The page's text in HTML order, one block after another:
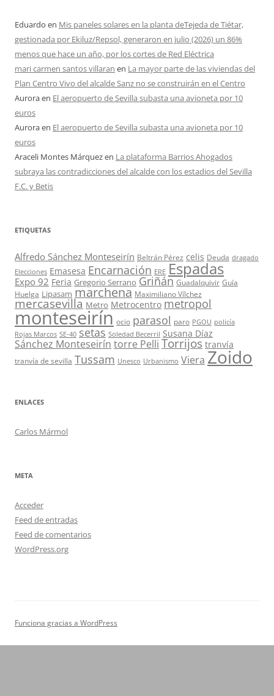
Eduardo en Mis paneles solares en la planta deTejeda de Tiétar,
gestionada por Ekiluz/Repsol, generaron en julio (2026) un 86%
menos que hace un año, por los cortes de Red Eléctrica
mari carmen santos villaran en La mayor parte de las viviendas del
Plan Centro Vivo del alcalde Sanz no se construirán en el Centro
Auroraen El aeropuerto de Sevilla subasta una avioneta por 10
euros
Auroraen El aeropuerto de Sevilla subasta una avioneta por 10
euros
Araceli Montes Márquezen La plataforma Barrios Ahogados
subraya las contradicciones del alcalde con los estadios del Sevilla
F.C. y Betis
ETIQUETAS
Alfredo Sánchez Monteseirín Beltrán Pérez celis Deuda dragado
Elecciones Emasesa Encarnación ERE Espadas
Expo 92 Feria Gregorio Serrano Griñán Guadalquivir Guía
Huelga Lipasam marchena Maximiliano Vílchez
mercasevilla Metro Metrocentro metropol
monteseirín ocio parasol paro PGOU policía
Rojas Marcos SE-40 setas Soledad Becerril Susana Díaz
Sánchez Monteseirín torre Pelli Torrijos tranvía
tranvía de sevilla Tussam Unesco Urbanismo Viera Zoido
ENLACES
Carlos Mármol
META
Acceder
Feed de entradas
Feed de comentarios
WordPress.org
Funciona gracias a WordPress